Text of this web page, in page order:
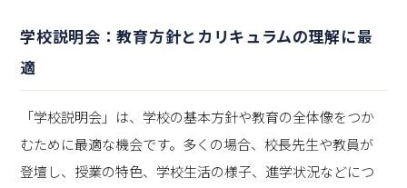
学校説明会：教育方針とカリキュラムの理解に最
適
「学校説明会」は、学校の基本方針や教育の全体像をつか
むために最適な機会です。多くの場合、校長先生や教員が
登壇し、授業の特色、学校生活の様子、進学状況などにつ